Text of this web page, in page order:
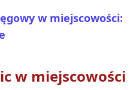
w miejscowości:
w miejscowości